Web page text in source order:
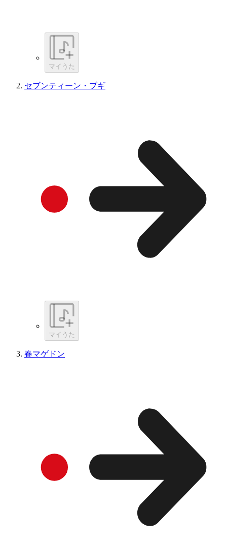
マイうた
セブンティーン・ブギ
マイうた
春マゲドン